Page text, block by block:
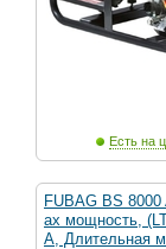
Есть на
FUBAG BS
ах мощность,
А, Длительная м